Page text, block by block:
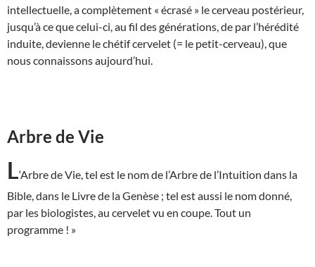
intellectuelle, a complètement « écrasé » le cerveau postérieur,
jusqu’à ce que celui-ci, au fil des générations, de par l’hérédité
induite, devienne le chétif cervelet (= le petit-cerveau), que
nous connaissons aujourd’hui.
Arbre de Vie
L‘Arbre de Vie, tel est le nom de l’Arbre de l’Intuition dans la
Bible, dans le Livre de la Genèse ; tel est aussi le nom donné,
par les biologistes, au cervelet vu en coupe. Tout un
programme ! »